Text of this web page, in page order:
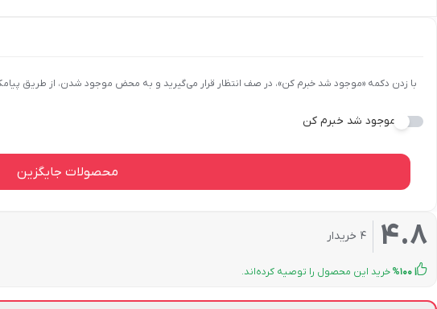
با زدن دکمه «موجود شد خبرم کن»، در صف انتظار قرار می‌گیرید و به محض موجود شدن، از طریق
موجود شد خبرم کن
محصولات جایگزین
4.8
4 خریدار
%100 خرید این محصول را توصیه کرده‌اند.